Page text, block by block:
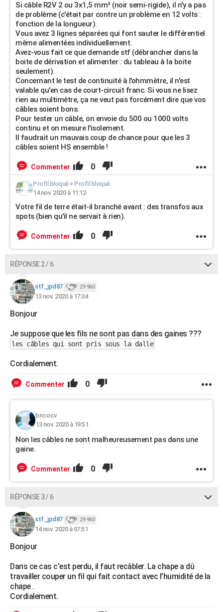
Si câble R2V 2 ou 3x1,5 mm² (noir semi-rigide), il n'y a pas
de problème (c'était par contre un problème en 12 volts :
fonction de la longueur).
Vous avez 3 lignes séparées qui font sauter le différentiel
même alimentées individuellement.
Avez-vous fait ce que demande stf (débrancher dans la
boite de dérivation et alimenter : du tableau à la boite
seulement).
Concernant le test de continuité à l'ohmmètre, il n'est
valable qu'en cas de court-circuit franc. Si vous ne lisez
rien au multimètre, ça ne veut pas forcément dire que vos
câbles soient bons.
Pour tester un câble, on envoie du 500 ou 1000 volts
continu et on mesure l'isolement.
Il faudrait un mauvais coup de chance pour que les 3
câbles soient HS ensemble !
Commenter 0
Profil bloqué> Profil bloqué
14 nov. 2020 à 11:12
Votre fil de terre était-il branché avant : des transfos aux
spots (bien qu'il ne servait à rien).
Commenter 0
RÉPONSE 2 / 6
stf_jpd87 29 960
13 nov. 2020 à 17:34
Bonjour
Je suppose que les fils ne sont pas dans des gaines ???
les câbles qui sont pris sous la dalle
Cordialement.
Commenter 0
bricocv
13 nov. 2020 à 19:51
Non les câbles ne sont malheureusement pas dans une
gaine.
Commenter 0
RÉPONSE 3 / 6
stf_jpd87 29 960
14 nov. 2020 à 07:51
Bonjour
Dans ce cas c'est perdu, il faut recâbler. La chape a dû
travailler couper un fil qui fait contact avec l'humidité de la
chape .
Cordialement.